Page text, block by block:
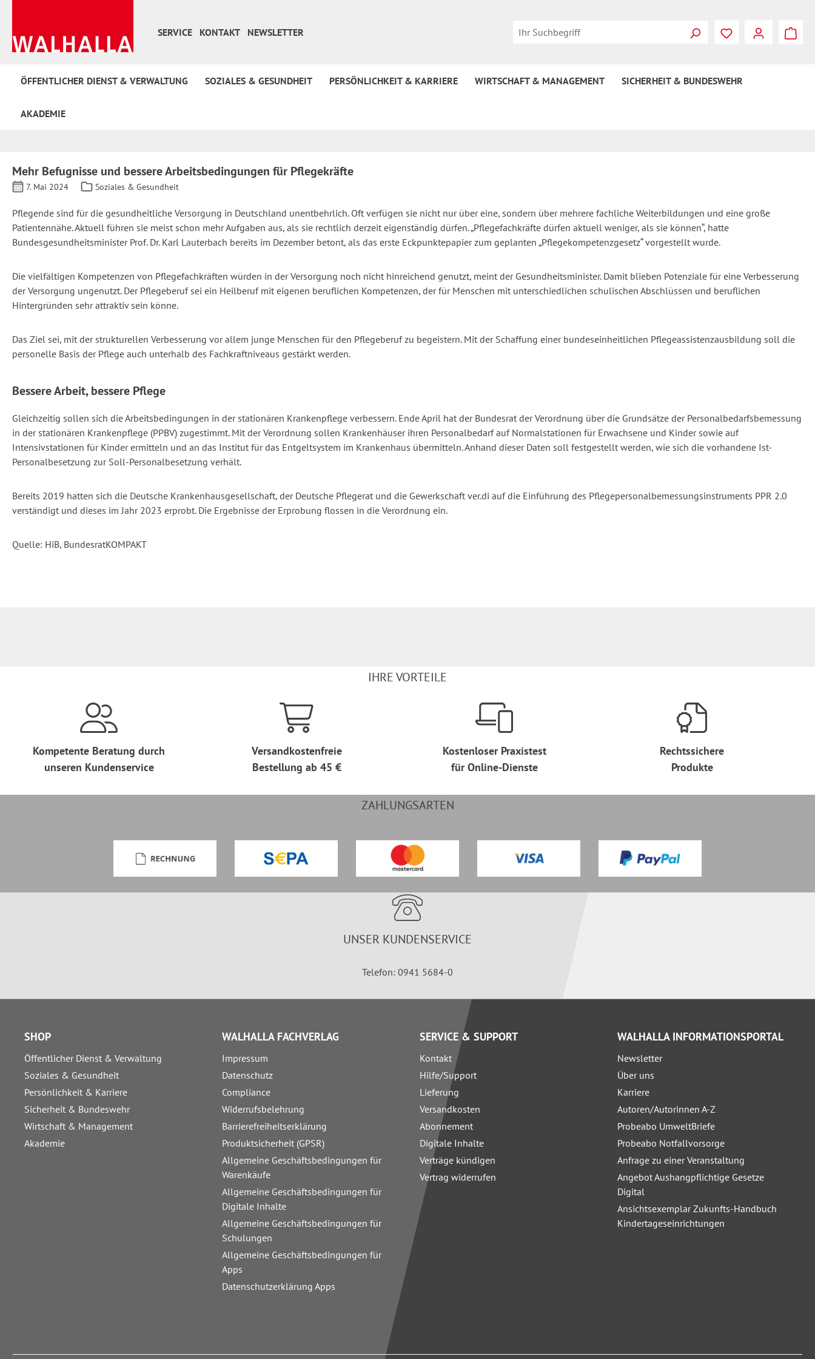
SERVICE
KONTAKT NEWSLETTER
ÖFFENTLICHER DIENST & VERWALTUNG SOZIALES & GESUNDHEIT PERSÖNLICHKEIT & KARRIERE WIRTSCHAFT & MANAGEMENT SICHERHEIT & BUNDESWEHR
AKADEMIE
Mehr Befugnisse und bessere Arbeitsbedingungen für Pflegekräfte
7. Mai 2024 Soziales & Gesundheit
Pflegende sind für die gesundheitliche Versorgung in Deutschland unentbehrlich. Oft verfügen sie nicht nur über eine, sondern über mehrere fachliche Weiterbildungen und eine große
Patientennähe. Aktuell führen sie meist schon mehr Aufgaben aus, als sie rechtlich derzeit eigenständig dürfen. „Pflegefachkräfte dürfen aktuell weniger, als sie können“, hatte
Bundesgesundheitsminister Prof. Dr. Karl Lauterbach bereits im Dezember betont, als das erste Eckpunktepapier zum geplanten „Pflegekompetenzgesetz“ vorgestellt wurde.
Die vielfältigen Kompetenzen von Pflegefachkräften würden in der Versorgung noch nicht hinreichend genutzt, meint der Gesundheitsminister. Damit blieben Potenziale für eine Verbesserung
der Versorgung ungenutzt. Der Pflegeberuf sei ein Heilberuf mit eigenen beruflichen Kompetenzen, der für Menschen mit unterschiedlichen schulischen Abschlüssen und beruflichen
Hintergründen sehr attraktiv sein könne.
Das Ziel sei, mit der strukturellen Verbesserung vor allem junge Menschen für den Pflegeberuf zu begeistern. Mit der Schaffung einer bundeseinheitlichen Pflegeassistenzausbildung soll die
personelle Basis der Pflege auch unterhalb des Fachkraftniveaus gestärkt werden.
Bessere Arbeit, bessere Pflege
Gleichzeitig sollen sich die Arbeitsbedingungen in der stationären Krankenpflege verbessern. Ende April hat der Bundesrat der Verordnung über die Grundsätze der Personalbedarfsbemessung
in der stationären Krankenpflege (PPBV) zugestimmt. Mit der Verordnung sollen Krankenhäuser ihren Personalbedarf auf Normalstationen für Erwachsene und Kinder sowie auf
Intensivstationen für Kinder ermitteln und an das Institut für das Entgeltsystem im Krankenhaus übermitteln. Anhand dieser Daten soll festgestellt werden, wie sich die vorhandene Ist-
Personalbesetzung zur Soll-Personalbesetzung verhält.
Bereits 2019 hatten sich die Deutsche Krankenhausgesellschaft, der Deutsche Pflegerat und die Gewerkschaft ver.di auf die Einführung des Pflegepersonalbemessungsinstruments PPR 2.0
verständigt und dieses im Jahr 2023 erprobt. Die Ergebnisse der Erprobung flossen in die Verordnung ein.
Quelle: HiB, BundesratKOMPAKT
IHRE VORTEILE
Kompetente Beratung durch
unseren Kundenservice
Versandkostenfreie
Bestellung ab 45 €
Kostenloser Praxistest
für Online-Dienste
Rechtssichere
Produkte
ZAHLUNGSARTEN
UNSER KUNDENSERVICE
Telefon: 0941 5684-0
SHOP
Öffentlicher Dienst & Verwaltung
Soziales & Gesundheit
Persönlichkeit & Karriere
Sicherheit & Bundeswehr
Wirtschaft & Management
Akademie
WALHALLA FACHVERLAG
Impressum
Datenschutz
Compliance
Widerrufsbelehrung
Barrierefreiheitserklärung
Produktsicherheit (GPSR)
Allgemeine Geschäftsbedingungen für
Warenkäufe
Allgemeine Geschäftsbedingungen für
Digitale Inhalte
Allgemeine Geschäftsbedingungen für
Schulungen
Allgemeine Geschäftsbedingungen für
Apps
Datenschutzerklärung Apps
SERVICE & SUPPORT
Kontakt
Hilfe/Support
Lieferung
Versandkosten
Abonnement
Digitale Inhalte
Verträge kündigen
Vertrag widerrufen
WALHALLA INFORMATIONSPORTAL
Newsletter
Über uns
Karriere
Autoren/Autorinnen A-Z
Probeabo UmweltBriefe
Probeabo Notfallvorsorge
Anfrage zu einer Veranstaltung
Angebot Aushangpflichtige Gesetze
Digital
Ansichtsexemplar Zukunfts-Handbuch
Kindertageseinrichtungen